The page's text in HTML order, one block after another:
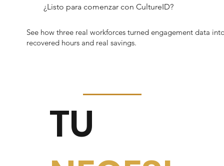
¿Listo para comenzar con CultureID?
See how three real workforces turned engagement data
recovered hours and real savings.
TU